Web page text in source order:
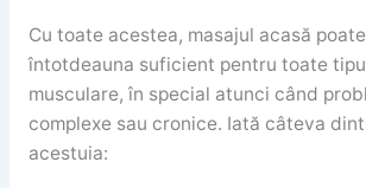
Cu toate acestea, masajul acasă
întotdeauna suficient pentru toate
musculare, în special atunci când
complexe sau cronice. Iată câteva
acestuia: